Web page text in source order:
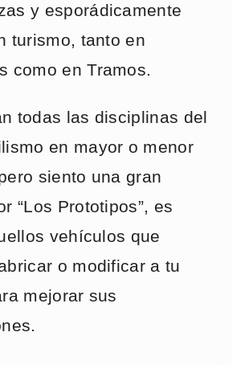
y esporádicamente
turismo, tanto en
como en Tramos.
todas las disciplinas del
en mayor o menor
siento una gran
“Los Prototipos”, es
vehículos que
o modificar a tu
mejorar sus